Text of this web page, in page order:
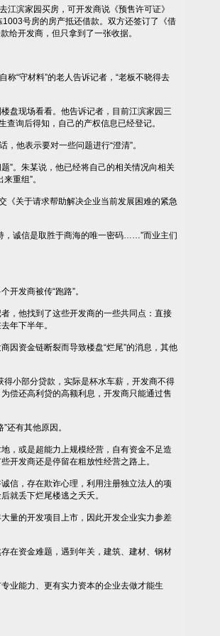
滨家园买房，可开发商说《预售许可证》
号房的房产抵还借款。双方还签订了《借
给开发商，但只拿到了一张收据。
“守材料”的老人告诉记者，“老板不晓得去
现场看看。他告诉记者，目前江滨家园三
查询后得知，自己的产权信息已经登记。
他表示要对一些问题进行“澄清”。
”。朱某说，他已经将自己的相关情况向相关
重组”。
关于请求帮助解决企业当前发展困难的紧急
诚信是取胜于商海的唯一密码……”而业主们
发商被传“跑路”。
他找到了这些开发商的一些共同点：直接
年下半年。
资金链断裂而导致楼盘“烂尾”的消息，其他
小部分贷款，实际是杯水车薪，开发商不得
偿还高利贷的高额利息，开发商只能通过售
有其他原因。
或是超能力上规模经营，自有资金不足造
开发商还是停留在粗放性经营之路上。
，存在欺诈心理，利用注册独立法人的项
就丢下烂尾楼逃之夭夭。
的开发项目上市，因此开发企业实力参差
资金难题，遇到年关，建筑、建材、钢材
能力、更有实力资本的企业去做才能生